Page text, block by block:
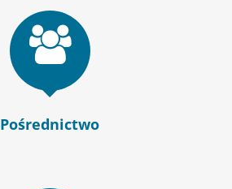
Pośrednictwo